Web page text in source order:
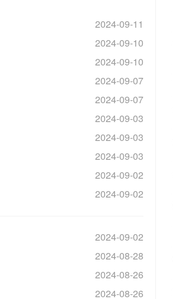
2024-09-11
2024-09-10
2024-09-10
2024-09-07
2024-09-07
2024-09-03
2024-09-03
2024-09-03
2024-09-02
2024-09-02
2024-09-02
2024-08-28
2024-08-26
2024-08-26